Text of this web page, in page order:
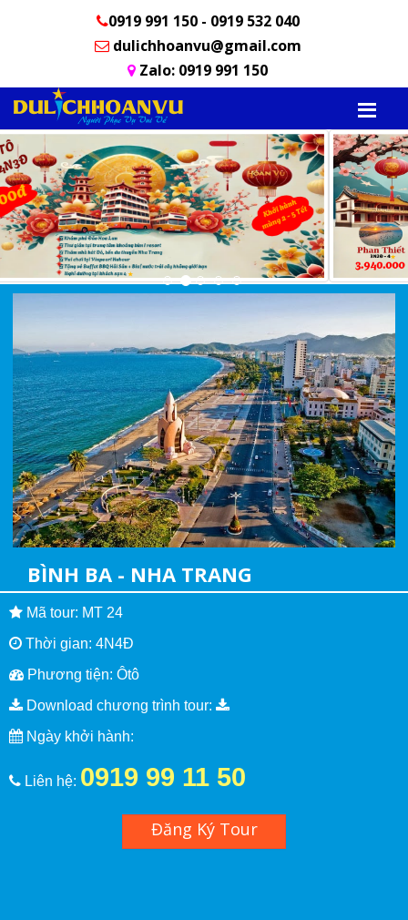
0919 991 150 - 0919 532 040
dulichhoanvu@gmail.com
Zalo: 0919 991 150
BÌNH BA - NHA TRANG
Mã tour: MT 24
Thời gian: 4N4Đ
Phương tiện: Ôtô
Download chương trình tour:
Ngày khởi hành:
Liên hệ: 0919 99 11 50
Đăng Ký Tour